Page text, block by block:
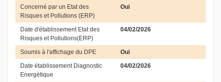
Concerné par un Etat des
Risques et Pollutions (ERP)
Oui
Date d'établissement Etat des
Risques et Pollutions(ERP)
04/02/2026
Soumis à l'affichage du DPE
Oui
Date établissement Diagnostic
Energétique
04/02/2026